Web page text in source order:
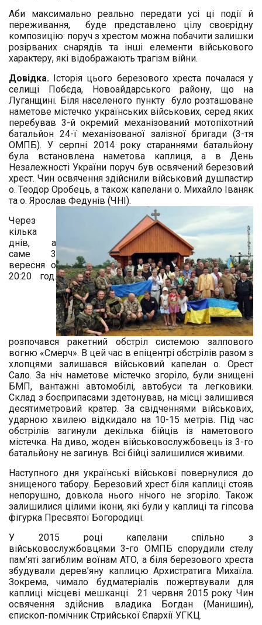
Аби максимально реально передати усі ці події й
переживання, буде представлено цілу своєрідну
композицію: поруч з хрестом можна побачити залишки
розірваних снарядів та інші елементи військового
характеру, які відображають трагізм війни.
Довідка. Історія цього березового хреста почалася у
селищі Побєда, Новоайдарського району, що на
Луганщині. Біля населеного пункту було розташоване
наметове містечко українських військових, серед яких
перебував 3-й окремий механізований мотопіхотний
батальйон 24-ї механізованої залізної бригади (3-тя
ОМПБ). У серпні 2014 року стараннями батальйону
була встановлена наметова каплиця, а в День
Незалежності України поруч був освячений березовий
хрест. Чин освячення здійснили військовий душпастир
о. Теодор Оробець, а також капелани о. Михайло Іваняк
та о. Ярослав Федунів (ЧНІ).
Через
кілька
днів, а
саме 3
вересня о
20:20 год.
розпочався ракетний обстріл системою залпового
вогню «Смерч». В цей час в епіцентрі обстрілів разом з
хлопцями залишався військовий капелан о. Орест
Сало. За ніч наметове містечко згоріло, були знищені
БМП, вантажні автомобілі, автобуси та легковики.
Склад з боєприпасами здетонував, на місці залишився
десятиметровий кратер. За свідченнями військових,
ударною хвилею відкидало на 10-15 метрів. Під час
обстрілів загинули декілька бійців із наметового
містечка. На диво, жоден військовослужбовець із 3-го
батальйону не загинув. Всі бійці залишилися живими.
Наступного дня українські військові повернулися до
знищеного табору. Березовий хрест біля каплиці стояв
непорушно, довкола нього нічого не згоріло. Також
залишилися цілими ікони, які були у каплиці та гіпсова
фігурка Пресвятої Богородиці.
У 2015 році капелани спільно з
військовослужбовцями 3-го ОМПБ спорудили стелу
пам’яті загиблим воїнам АТО, а біля березового хреста
збудували дерев’яну каплицю Архистратига Михаїла.
Зокрема, чимало будматеріалів пожертвували для
каплиці місцеві мешканці. 21 червня 2015 року Чин
освячення здійснив владика Богдан (Манишин),
єпископ-помічник Стрийської Єпархії УГКЦ.